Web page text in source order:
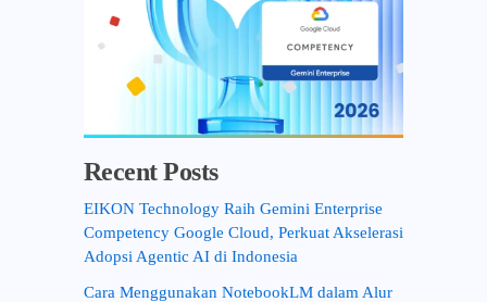
Recent Posts
EIKON Technology Raih Gemini Enterprise
Competency Google Cloud, Perkuat Akselerasi
Adopsi Agentic AI di Indonesia
Cara Menggunakan NotebookLM dalam Alur